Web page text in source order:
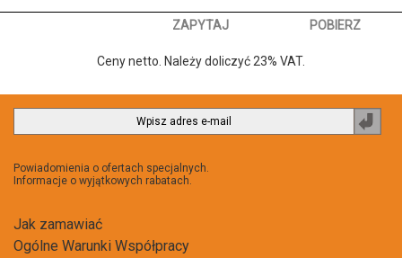
ZAPYTAJ POBIERZ
Ceny netto. Należy doliczyć 23% VAT.
Powiadomienia o ofertach specjalnych.
Informacje o wyjątkowych rabatach.
Jak zamawiać
Ogólne Warunki Współpracy